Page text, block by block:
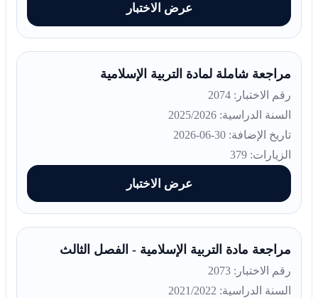
عرض الاختبار
مراجعة شاملة لمادة التربية الإسلامية
رقم الاختبار: 2074
السنة الدراسية: 2025/2026
تاريخ الإضافة: 30-06-2026
الزيارات: 379
عرض الاختبار
مراجعة مادة التربية الإسلامية - الفصل الثالث
رقم الاختبار: 2073
السنة الدراسية: 2021/2022